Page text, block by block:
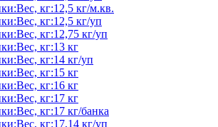
кг:12,5 кг/м.кв.
кг:12,5 кг/уп
кг:12,75 кг/уп
кг:13 кг
кг:14 кг/уп
кг:15 кг
кг:16 кг
кг:17 кг
кг:17 кг/банка
кг:17,14 кг/уп